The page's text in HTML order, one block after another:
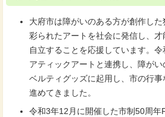
大府市は障がいのある方が創作し
彩られたアートを社会に発信し、才
自立することを応援しています。
アティックアートと連携し、障がい
ベルティグッズに起用し、市の行
進めてきました。
令和3年12月に開催した市制50周年